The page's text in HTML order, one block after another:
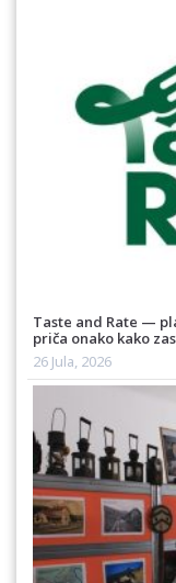
Taste and Rate —
priča onako kako
26 Jula, 2026